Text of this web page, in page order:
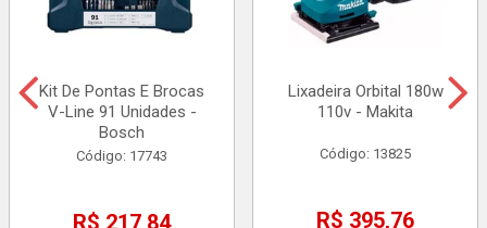
Kit De Pontas E Brocas
V-Line 91 Unidades -
Bosch
Código: 17743
R$ 217,84
Lixadeira Orbital 180w
110v - Makita
Código: 13825
R$ 395,76